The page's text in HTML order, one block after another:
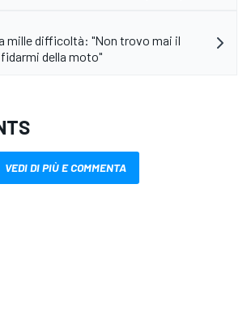
mille difficoltà: "Non trovo mai il
della moto"
VEDI DI PIÙ E COMMENTA